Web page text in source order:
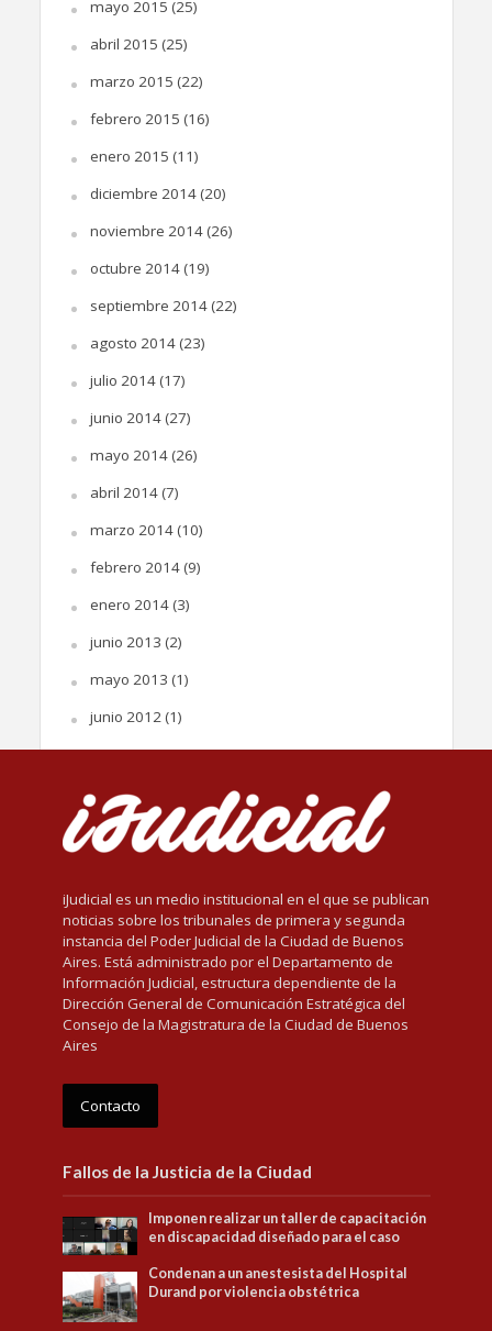
mayo 2015 (25)
abril 2015 (25)
marzo 2015 (22)
febrero 2015 (16)
enero 2015 (11)
diciembre 2014(20)
noviembre 2014(26)
octubre 2014(19)
septiembre 2014(22)
agosto 2014(23)
julio 2014(17)
junio 2014(27)
mayo 2014(26)
abril 2014(7)
marzo 2014(10)
febrero 2014(9)
enero 2014(3)
junio 2013 (2)
mayo 2013 (1)
junio 2012(1)
iJudicial es un medio institucional en el que se publican
noticias sobre los tribunales de primera y segunda
instancia del Poder Judicial de la Ciudad de Buenos
Aires. Está administrado por el Departamento de
Información Judicial, estructura dependiente de la
Dirección General de Comunicación Estratégica del
Consejo de la Magistratura de la Ciudad de Buenos
Aires
Contacto
Fallos de la Justicia de la Ciudad
Imponen realizar un taller de capacitación
en discapacidad diseñado para el caso
Condenan a un anestesista del Hospital
Durand por violencia obstétrica